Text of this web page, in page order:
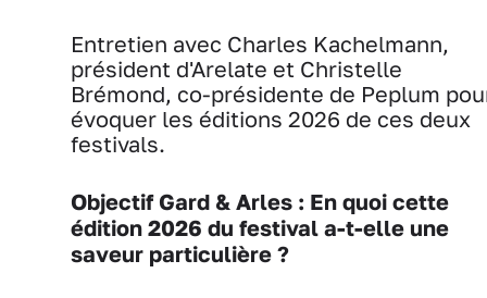
Entretien avec Charles Kachelmann,
président d'Arelate et Christelle
Brémond, co-présidente de Peplum
évoquer les éditions 2026 de ces deux
festivals.
Objectif Gard & Arles : En quoi cette
édition 2026 du festival a-t-elle une
saveur particulière ?